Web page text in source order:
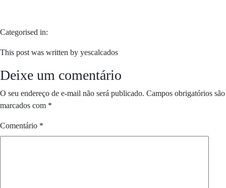
Categorised in:
This post was written by yescalcados
Deixe um comentário
O seu endereço de e-mail não será publicado. Campos obrigatórios são
marcados com *
Comentário *